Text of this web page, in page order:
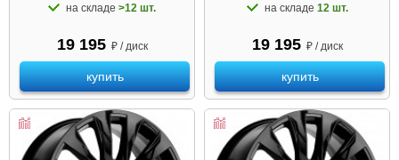
на складе >12 шт.
19 195 ₽ / диск
купить
на складе 12 шт.
19 195 ₽ / диск
купить